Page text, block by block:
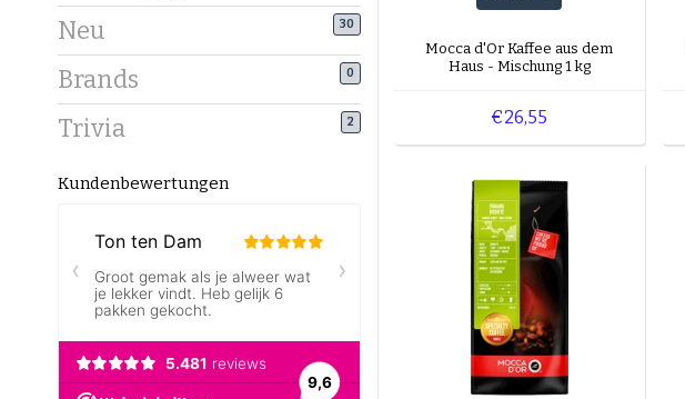
Neu 30
Brands 0
Trivia 2
Kundenbewertungen
Mocca d'Or Kaffee aus dem
Haus - Mischung 1 kg
€26,55